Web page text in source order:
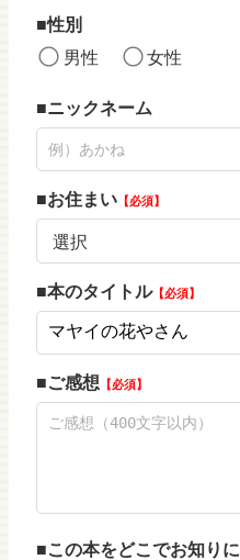
性別
男性
女性
ニックネーム
お住まい 必須
本のタイトル 必須
ご感想 必須
この本をどこでお知りに